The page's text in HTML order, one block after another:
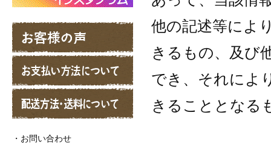
他の記述等によ
きるもの、及び
でき、それによ
きることとなる
・ お問い合わせ